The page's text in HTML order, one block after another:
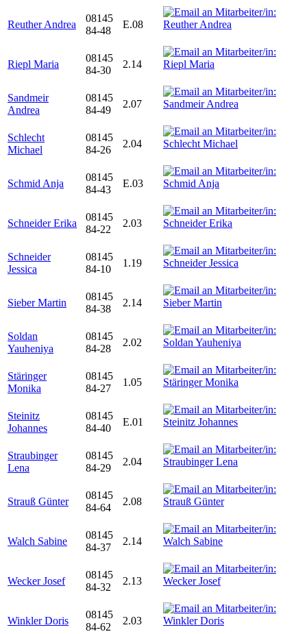
Reuther Andrea
08145
84-48
E.08
Riepl Maria
08145
84-30
2.14
Sandmeir
Andrea
08145
84-49
2.07
Schlecht
Michael
08145
84-26
2.04
Schmid Anja
08145
84-43
E.03
Schneider Erika
08145
84-22
2.03
Schneider
Jessica
08145
84-10
1.19
Sieber Martin
08145
84-38
2.14
Soldan
Yauheniya
08145
84-28
2.02
Stäringer
Monika
08145
84-27
1.05
Steinitz
Johannes
08145
84-40
E.01
Straubinger
Lena
08145
84-29
2.04
Strauß Günter
08145
84-64
2.08
Walch Sabine
08145
84-37
2.14
Wecker Josef
08145
84-32
2.13
Winkler Doris
08145
84-62
2.03